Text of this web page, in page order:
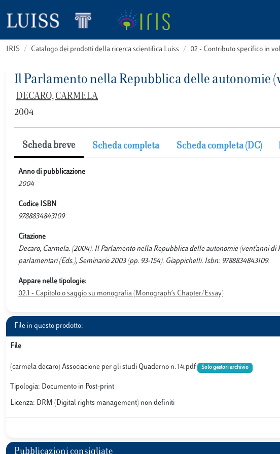
IRIS Catalogo dei prodotti della ricerca scientifica Luiss 02 - Contributo specifico in
Il Parlamento nella Repubblica delle autonomie
DECARO, CARMELA
2004
Scheda breve Scheda completa Scheda completa (DC)
Anno di pubblicazione
2004
Codice ISBN
9788834843109
Citazione
Decaro, Carmela. (2004). Il Parlamento nella Repubblica delle autonomie (vent'anni
parlamentari (Eds.), Seminario 2003 (pp. 93-154). Giappichelli. Isbn: 9788834843109.
Appare nelle tipologie:
02.1 - Capitolo o saggio su monografia (Monograph’s Chapter/Essay)
File in questo prodotto:
File
(carmela decaro) Associacione per gli studi Quaderno n. 14.pdf Solo gestori archivio
Tipologia: Documento in Post-print
Licenza: DRM (Digital rights management) non definiti
Pubblicazioni consigliate